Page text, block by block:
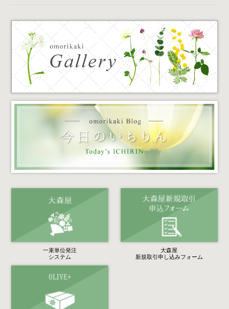
一束単位発注
システム
大森屋
新規取引申し込みフォーム